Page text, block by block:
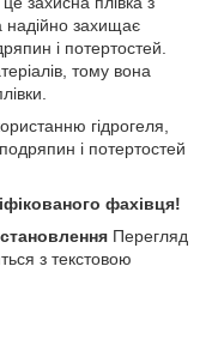
надійно захищає
і потертостей.
тому вона
гідрогеля,
і потертостей
фахівця!
Перегляд
з текстовою